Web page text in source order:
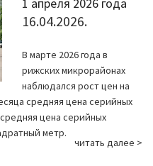
1 апреля 2026 года
16.04.2026.
В марте 2026 года в
рижских микрорайонах
наблюдался рост цен на
средняя цена серийных
цена серийных
метр.
читать далее >